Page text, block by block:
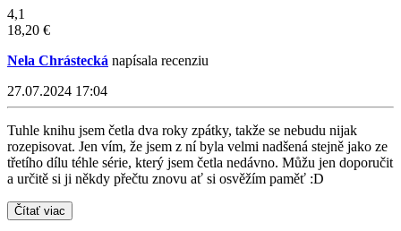
4,1
18,20 €
Nela Chrástecká napísala recenziu
27.07.2024 17:04
Tuhle knihu jsem četla dva roky zpátky, takže se nebudu nijak
rozepisovat. Jen vím, že jsem z ní byla velmi nadšená stejně jako ze
třetího dílu téhle série, který jsem četla nedávno. Můžu jen doporučit
a určitě si ji někdy přečtu znovu ať si osvěžím paměť :D
Čítať viac